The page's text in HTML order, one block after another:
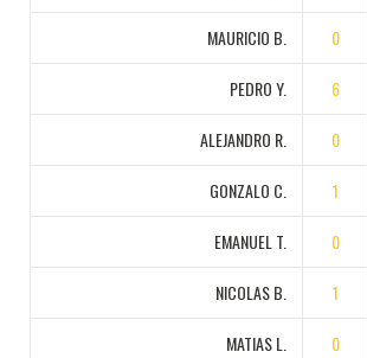
MAURICIO B. 0
PEDRO Y. 6
ALEJANDRO R. 0
GONZALO C. 1
EMANUEL T. 0
NICOLAS B. 1
MATIAS L. 0